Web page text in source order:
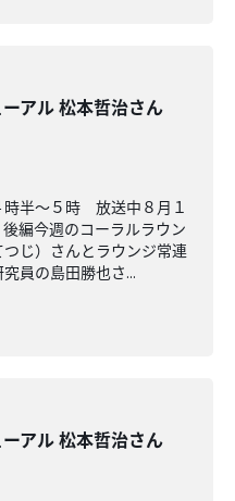
アル 松本哲治さん
半～５時 放送中８月１
編今週のコーラルラウン
じ）さんとラウンジ常連
員の島田勝也さ...
アル 松本哲治さん